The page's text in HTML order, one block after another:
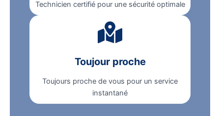
Technicien certifié pour une sécurité optimale
Toujour proche
Toujours proche de vous pour un service
instantané